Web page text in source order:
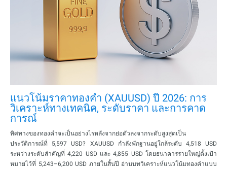
แนวโน้มราคาทองคำ (XAUUSD) ปี 2026: การ
วิเคราะห์ทางเทคนิค, ระดับราคา และการคาด
การณ์
ทิศทางของทองคำจะเป็นอย่างไรหลังจากย่อตัวลงจากระดับสูงสุดเป็น
ประวัติการณ์ที่ 5,597 USD? XAUUSD กำลังพักฐานอยู่ใกล้ระดับ 4,518 USD
ระหว่างระดับสำคัญที่ 4,220 USD และ 4,855 USD โดยธนาคารรายใหญ่ตั้งเป้า
หมายไว้ที่ 5,243–6,200 USD ภายในสิ้นปี อ่านบทวิเคราะห์แนวโน้มทองคำแบบ